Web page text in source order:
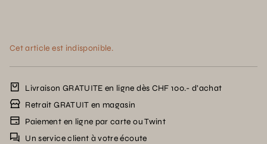
Cet article est indisponible.
Livraison GRATUITE en ligne dès CHF 100.- d’achat
Retrait GRATUIT en magasin
Paiement en ligne par carte ou Twint
Un service client à votre écoute